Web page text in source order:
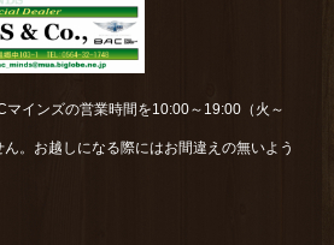
インズの営業時間を10:00～19:00（火～
。お越しになる際にはお間違えの無いよう